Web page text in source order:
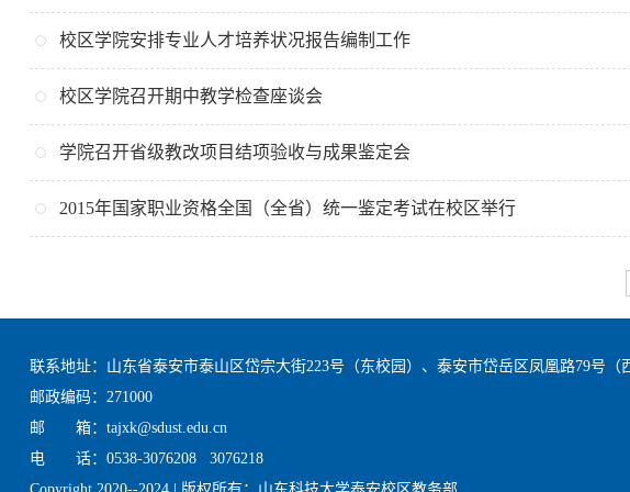
校区学院安排专业人才培养状况报告编制工作
校区学院召开期中教学检查座谈会
学院召开省级教改项目结项验收与成果鉴定会
2015年国家职业资格全国（全省）统一鉴定考试在校区举行
联系地址：山东省泰安市泰山区岱宗大街223号（东校园）、泰安市岱岳区凤凰路79号（
邮政编码：271000
邮 箱：tajxk@sdust.edu.cn
电 话：0538-3076208 3076218